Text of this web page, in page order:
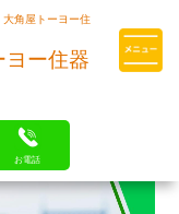
角屋トーヨー住
ヨー住器
お電話